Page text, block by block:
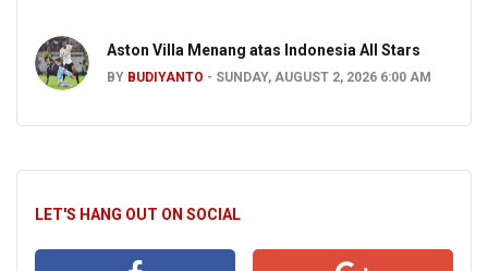
Aston Villa Menang atas Indonesia All Stars
BY BUDIYANTO SUNDAY, AUGUST 2, 2026 6:00 AM
LET'S HANG OUT ON SOCIAL